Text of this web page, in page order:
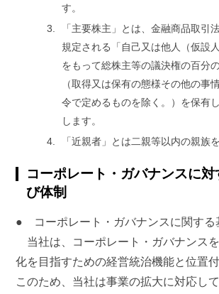
す。
「主要株主」とは、金融商品取引
規定される「自己又は他人（仮設
をもって総株主等の議決権の百分
（取得又は保有の態様その他の事
令で定めるものを除く。）を保有
します。
「近親者」とは二親等以内の親族
コーポレート・ガバナンスに対
び体制
● コーポレート・ガバナンスに関する
当社は、コーポレート・ガバナンス
化を目指すための経営統治機能と位置
このため、当社は事業の拡大に対応し